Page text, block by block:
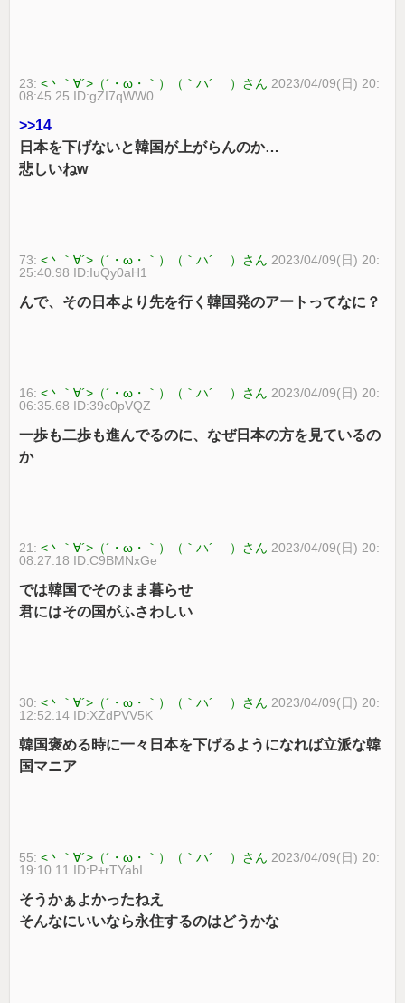
23:<丶｀∀´>（´・ω・｀）（｀ハ´ ）さん 2023/04/09(日) 20:
08:45.25 ID:gZI7qWW0
>>14
日本を下げないと韓国が上がらんのか…
悲しいねw
73:<丶｀∀´>（´・ω・｀）（｀ハ´ ）さん 2023/04/09(日) 20:
25:40.98 ID:IuQy0aH1
んで、その日本より先を行く韓国発のアートってなに？
16:<丶｀∀´>（´・ω・｀）（｀ハ´ ）さん 2023/04/09(日) 20:
06:35.68 ID:39c0pVQZ
一歩も二歩も進んでるのに、なぜ日本の方を見ているの
か
21:<丶｀∀´>（´・ω・｀）（｀ハ´ ）さん 2023/04/09(日) 20:
08:27.18 ID:C9BMNxGe
では韓国でそのまま暮らせ
君にはその国がふさわしい
30:<丶｀∀´>（´・ω・｀）（｀ハ´ ）さん 2023/04/09(日) 20:
12:52.14 ID:XZdPVV5K
韓国褒める時に一々日本を下げるようになれば立派な韓
国マニア
55:<丶｀∀´>（´・ω・｀）（｀ハ´ ）さん 2023/04/09(日) 20:
19:10.11 ID:P+rTYabI
そうかぁよかったねえ
そんなにいいなら永住するのはどうかな